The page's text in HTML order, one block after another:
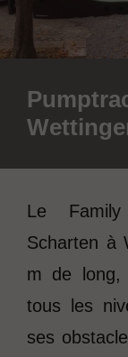
Le
Scharten à
m de long,
tous les
ses